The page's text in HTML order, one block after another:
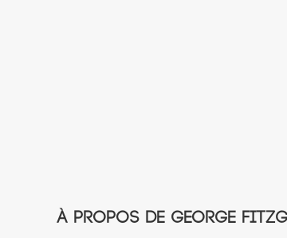
À propos de George